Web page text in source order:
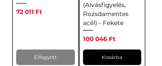
Ár
72 011 Ft
Elfogyott
(Alvásfigyelés,
Rozsdamentes
acél) - Fekete
Ár
100 046 Ft
Kosárba